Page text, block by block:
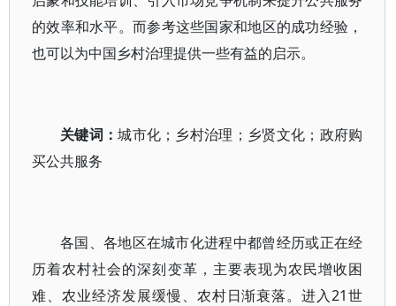
的效率和水平。而参考这些国家和地区的成功经验，
也可以为中国乡村治理提供一些有益的启示。
关键词：城市化；乡村治理；乡贤文化；政府购
买公共服务
各国、各地区在城市化进程中都曾经历或正在经
历着农村社会的深刻变革，主要表现为农民增收困
难、农业经济发展缓慢、农村日渐衰落。进入21世